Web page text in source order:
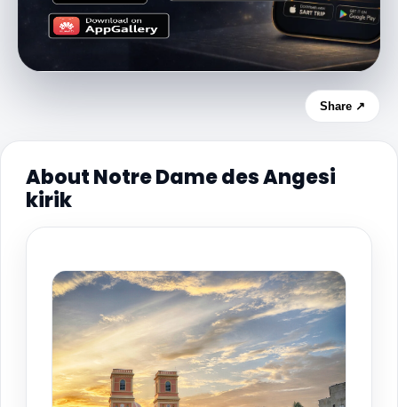
Share ↗
About Notre Dame des Angesi
kirik